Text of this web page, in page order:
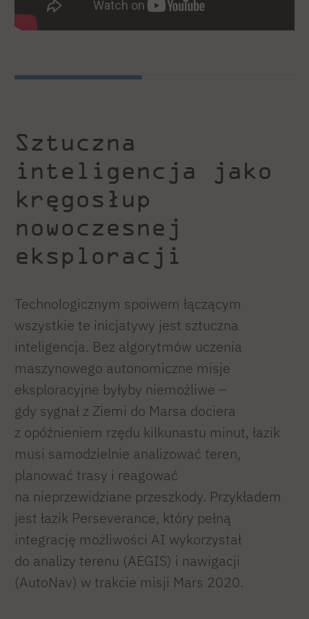
Sztuczna
inteligencja jako
kręgosłup
nowoczesnej
eksploracji
Technologicznym spoiwem łączącym
wszystkie te inicjatywy jest sztuczna
inteligencja. Bez algorytmów uczenia
maszynowego autonomiczne misje
eksploracyjne byłyby niemożliwe –
gdy sygnał z Ziemi do Marsa dociera
z opóźnieniem rzędu kilkunastu minut, łazik
musi samodzielnie analizować teren,
planować trasy i reagować
na nieprzewidziane przeszkody. Przykładem
jest łazik Perseverance, który pełną
integrację możliwości AI wykorzystał
do analizy terenu (AEGIS) i nawigacji
(AutoNav) w trakcie misji Mars 2020.